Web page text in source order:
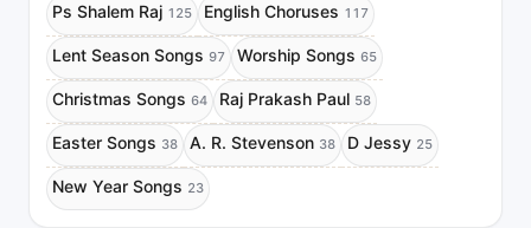
Ps Shalem Raj 125 English Choruses 117
Lent Season Songs 97 Worship Songs 65
Christmas Songs 64 Raj Prakash Paul 58
Easter Songs 38 A. R. Stevenson 38 D Jessy 25
New Year Songs 23